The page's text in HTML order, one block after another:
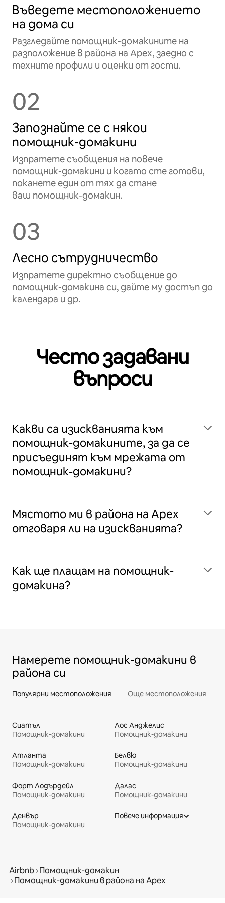
Въведете местоположението
на дома си
Разгледайте помощник-домакините на
разположение в района на Apex, заедно с
техните профили и оценки от гости.
02
Запознайте се с някои
помощник-домакини
Изпратете съобщения на повече
помощник-домакини и когато сте готови,
поканете един от тях да стане
ваш помощник-домакин.
03
Лесно сътрудничество
Изпратете директно съобщение до
помощник-домакина си, дайте му достъп до
календара и др.
Често задавани
въпроси
Какви са изискванията към
помощник-домакините, за да се
присъединят към мрежата от
помощник-домакини?
Мястото ми в района на Apex
отговаря ли на изискванията?
Как ще плащам на помощник-
домакина?
Намерете помощник-домакини в
района си
Популярни местоположения Още местоположения
Сиатъл
Помощник-домакини
Лос Анджелис
Помощник-домакини
Атланта
Помощник-домакини
Белвю
Помощник-домакини
Форт Лодърдейл
Помощник-домакини
Далас
Помощник-домакини
Денвър
Помощник-домакини
Повече информация
Airbnb Помощник-домакин
Помощник-домакини в района на Apex